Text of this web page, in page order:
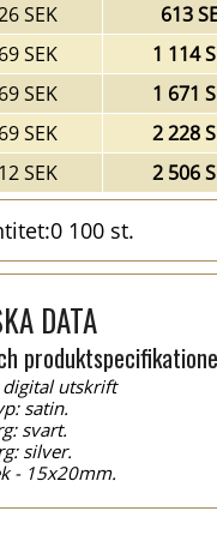
SEK
613
SEK
1 114
SEK
1 671
SEK
2 228
SEK 2 506
100 st.
DATA
utskrift
satin.
svart.
silver.
- 15x20mm.